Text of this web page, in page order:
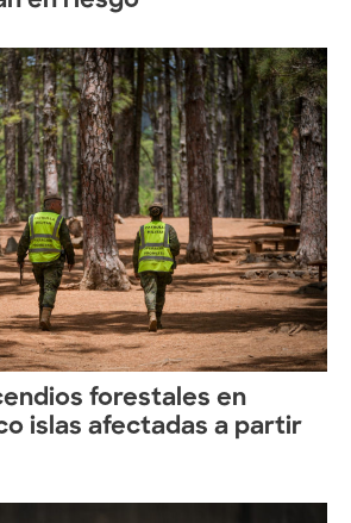
forestales en
islas afectadas a partir